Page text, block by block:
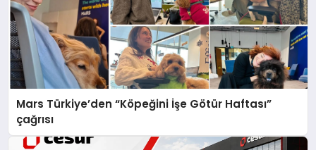
Mars Türkiye’den “Köpeğini İşe Götür Haftası”
çağrısı